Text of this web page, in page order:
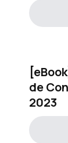
de
2023